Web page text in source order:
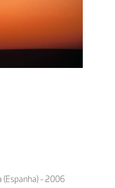
(Espanha) - 2006